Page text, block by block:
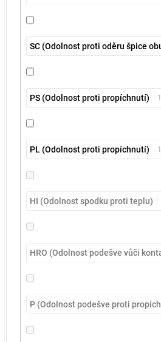
SC (Odolnost proti oděru špice
PS (Odolnost proti propíchnutí) 1
PL (Odolnost proti propíchnutí) 1
HI (Odolnost spodku proti teplu)
HRO (Odolnost podešve vůči
P (Odolnost podešve proti